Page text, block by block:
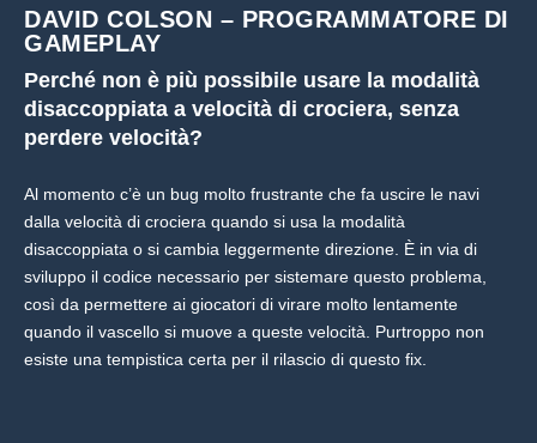
DAVID COLSON – PROGRAMMATORE DI
GAMEPLAY
Perché non è più possibile usare la modalità
disaccoppiata a velocità di crociera, senza
perdere velocità?
Al momento c’è un bug molto frustrante che fa uscire le navi
dalla velocità di crociera quando si usa la modalità
disaccoppiata o si cambia leggermente direzione. È in via di
sviluppo il codice necessario per sistemare questo problema,
così da permettere ai giocatori di virare molto lentamente
quando il vascello si muove a queste velocità. Purtroppo non
esiste una tempistica certa per il rilascio di questo fix.